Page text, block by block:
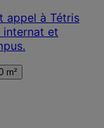
appel à Tétris
et
m²